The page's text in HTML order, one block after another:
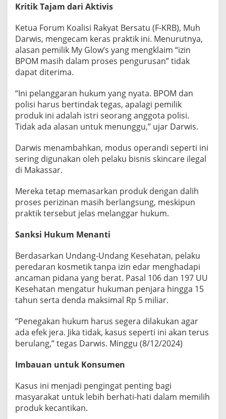
Kritik Tajam dari Aktivis
Ketua Forum Koalisi Rakyat Bersatu (F-KRB), Muh
Darwis, mengecam keras praktik ini. Menurutnya,
alasan pemilik My Glow’s yang mengklaim “izin
BPOM masih dalam proses pengurusan” tidak
dapat diterima.
“Ini pelanggaran hukum yang nyata. BPOM dan
polisi harus bertindak tegas, apalagi pemilik
produk ini adalah istri seorang anggota polisi.
Tidak ada alasan untuk menunggu,” ujar Darwis.
Darwis menambahkan, modus operandi seperti ini
sering digunakan oleh pelaku bisnis skincare ilegal
di Makassar.
Mereka tetap memasarkan produk dengan dalih
proses perizinan masih berlangsung, meskipun
praktik tersebut jelas melanggar hukum.
Sanksi Hukum Menanti
Berdasarkan Undang-Undang Kesehatan, pelaku
peredaran kosmetik tanpa izin edar menghadapi
ancaman pidana yang berat. Pasal 106 dan 197 UU
Kesehatan mengatur hukuman penjara hingga 15
tahun serta denda maksimal Rp 5 miliar.
“Penegakan hukum harus segera dilakukan agar
ada efek jera. Jika tidak, kasus seperti ini akan terus
berulang,” tegas Darwis. Minggu (8/12/2024)
Imbauan untuk Konsumen
Kasus ini menjadi pengingat penting bagi
masyarakat untuk lebih berhati-hati dalam memilih
produk kecantikan.